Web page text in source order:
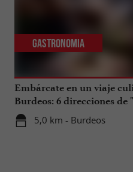
Embárcate en un viaje
Burdeos: 6 direcciones de
internacional"
5,0 km - Burdeos
Gastronomia